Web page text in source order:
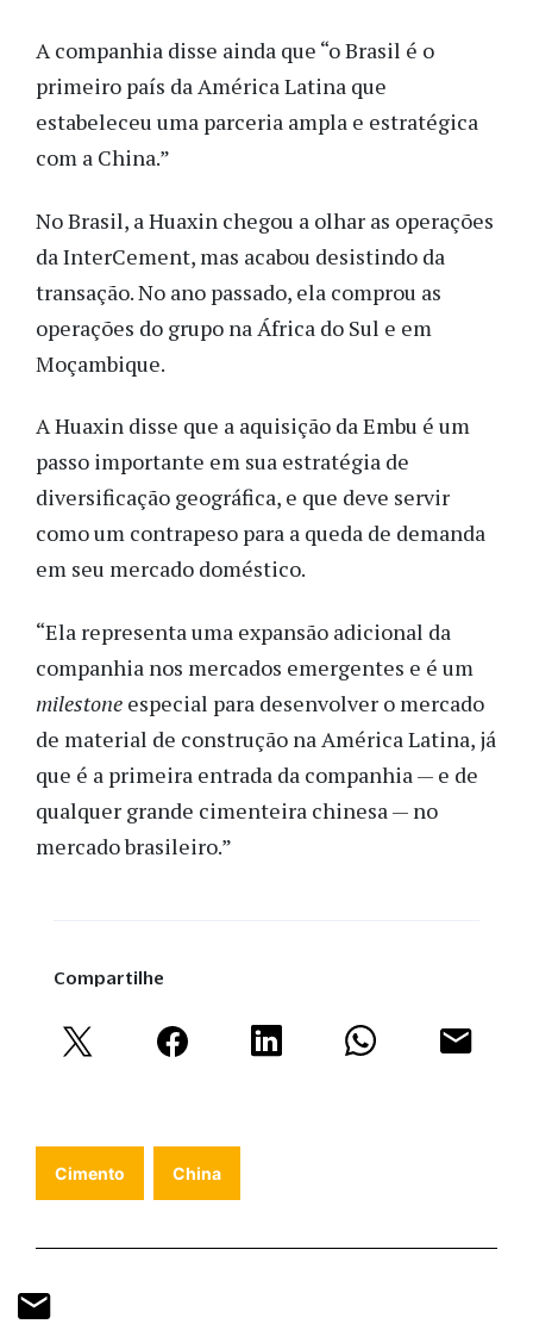
A companhia disse ainda que “o Brasil é o
primeiro país da América Latina que
estabeleceu uma parceria ampla e estratégica
com a China.”
No Brasil, a Huaxin chegou a olhar as operações
da InterCement, mas acabou desistindo da
transação. No ano passado, ela comprou as
operações do grupo na África do Sul e em
Moçambique.
A Huaxin disse que a aquisição da Embu é um
passo importante em sua estratégia de
diversificação geográfica, e que deve servir
como um contrapeso para a queda de demanda
em seu mercado doméstico.
“Ela representa uma expansão adicional da
companhia nos mercados emergentes e é um
milestone especial para desenvolver o mercado
de material de construção na América Latina, já
que é a primeira entrada da companhia — e de
qualquer grande cimenteira chinesa — no
mercado brasileiro.”
Compartilhe
Cimento China